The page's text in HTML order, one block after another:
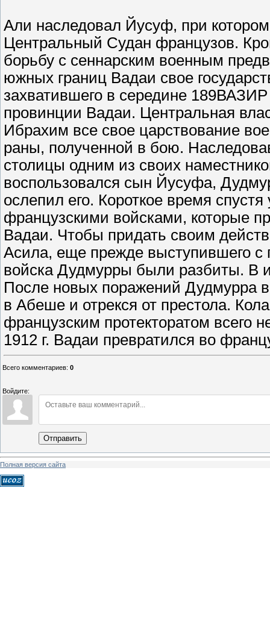
Али наследовал Йусуф, при
Центральный Судан французов.
борьбу с сеннарским военным
южных границ Вадаи свое
захватившего в середине
провинции Вадаи. Центральная
Ибрахим все свое царствование
раны, полученной в бою.
столицы одним из своих
воспользовался сын Йусуфа,
ослепил его. Короткое время
французскими войсками, которые
Вадаи. Чтобы придать своим
Асила, еще прежде выступившего с
войска Дудмурры были разбиты. В
После новых поражений Дудмурра
в Абеше и отрекся от престола.
французским протекторатом всего
1912 г. Вадаи превратился во
Всего комментариев: 0
Войдите:
Отправить
Полная версия сайта